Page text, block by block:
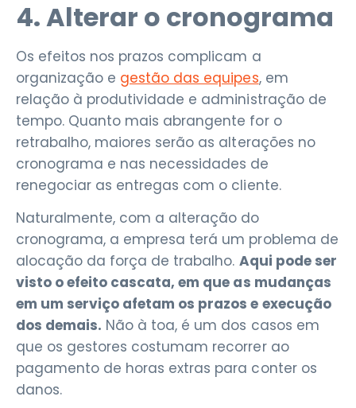
4. Alterar o cronograma
Os efeitos nos prazos complicam a
organização e gestão das equipes, em
relação à produtividade e administração de
tempo. Quanto mais abrangente for o
retrabalho, maiores serão as alterações no
cronograma e nas necessidades de
renegociar as entregas com o cliente.
Naturalmente, com a alteração do
cronograma, a empresa terá um problema de
alocação da força de trabalho. Aqui pode ser
visto o efeito cascata, em que as mudanças
em um serviço afetam os prazos e execução
dos demais. Não à toa, é um dos casos em
que os gestores costumam recorrer ao
pagamento de horas extras para conter os
danos.